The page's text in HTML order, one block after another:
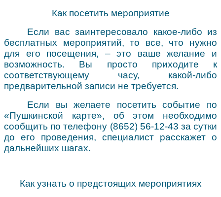
Как посетить мероприятие
Если вас заинтересовало какое-либо из
бесплатных мероприятий, то все, что нужно
для его посещения, – это ваше желание и
возможность. Вы просто приходите к
соответствующему часу, какой-либо
предварительной записи не требуется.
Если вы желаете посетить событие по
«Пушкинской карте», об этом необходимо
сообщить по телефону (8652) 56-12-43 за сутки
до его проведения, специалист расскажет о
дальнейших шагах.
Как узнать о предстоящих мероприятиях